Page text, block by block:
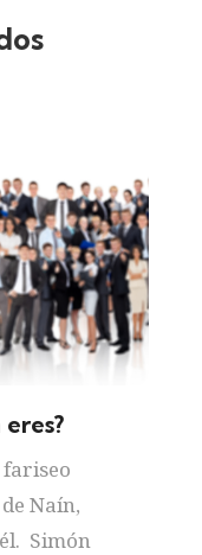
Naín,
Simón